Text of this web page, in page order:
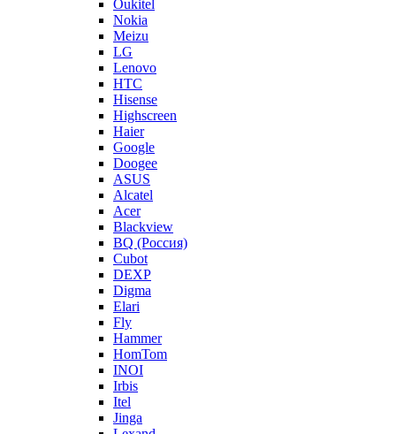
Oukitel
Nokia
Meizu
LG
Lenovo
HTC
Hisense
Highscreen
Haier
Google
Doogee
ASUS
Alcatel
Acer
Blackview
BQ (Россия)
Cubot
DEXP
Digma
Elari
Fly
Hammer
HomTom
INOI
Irbis
Itel
Jinga